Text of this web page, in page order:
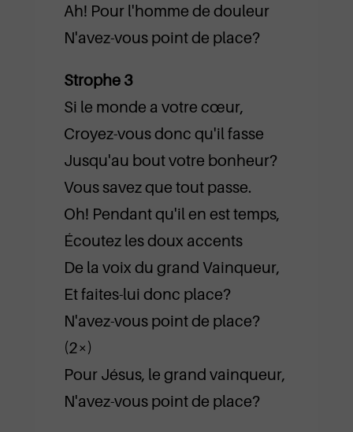
Ah! Pour l'homme de douleur
N'avez-vous point de place?
Strophe 3
Si le monde a votre cœur,
Croyez-vous donc qu'il fasse
Jusqu'au bout votre bonheur?
Vous savez que tout passe.
Oh! Pendant qu'il en est temps,
Écoutez les doux accents
De la voix du grand Vainqueur,
Et faites-lui donc place?
N'avez-vous point de place?
(2×)
Pour Jésus, le grand vainqueur,
N'avez-vous point de place?